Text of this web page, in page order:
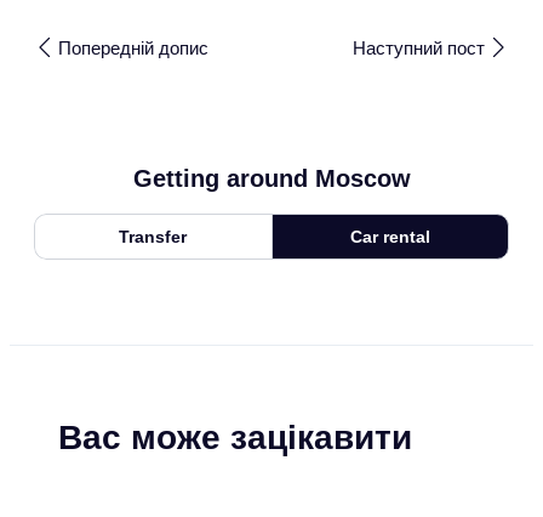
Попередній допис Наступний пост
Getting around Moscow
Transfer Car rental
Вас може зацікавити